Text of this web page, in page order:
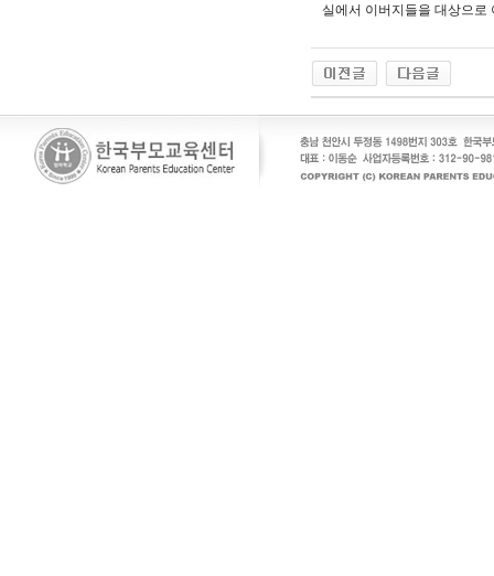
실에서 이버지들을 대상으로